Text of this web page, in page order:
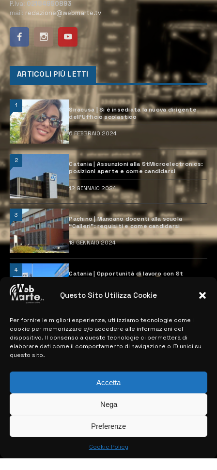
Questo Sito Utilizza Cookie
Per fornire le migliori esperienze, utilizziamo tecnologie come i
cookie per memorizzare e/o accedere alle informazioni del
dispositivo. Il consenso a queste tecnologie ci permetterà di
elaborare dati come il comportamento di navigazione o ID unici su
questo sito.
Accetta
Nega
Preferenze
Cookie Policy
P.Iva: 02184950893
mail: redazione@webmarte.tv
ARTICOLI PIÙ LETTI
1
Siracusa | Si è insediata la nuova dirigente
dell’Ufficio scolastico
6 FEBBRAIO 2024
2
Catania | Assunzioni alla StMicroelectronics:
posizioni aperte e come candidarsi
12 GENNAIO 2024
3
Pachino | Mancano docenti alla scuola
“Calleri”: requisiti e come candidarsi
18 GENNAIO 2024
4
Catania | Opportunità di lavoro con St
28 MARZO 2024
MAPPA DEL SITO
> NOTIZIE
> CONTATTI